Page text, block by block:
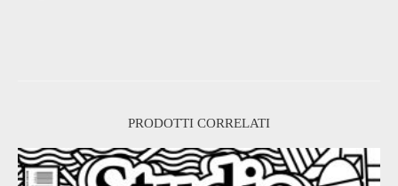
PRODOTTI CORRELATI